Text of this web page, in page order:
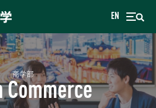
EN
商学部
Commerce